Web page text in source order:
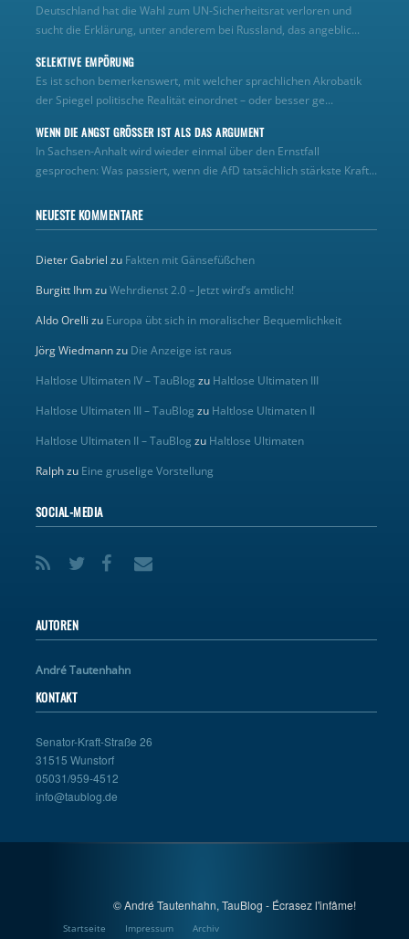
Deutschland hat die Wahl zum UN‑Sicherheitsrat verloren und
sucht die Erklärung, unter anderem bei Russland, das angeblic...
SELEKTIVE EMPÖRUNG
Es ist schon bemerkenswert, mit welcher sprachlichen Akrobatik
der Spiegel politische Realität einordnet – oder besser ge...
WENN DIE ANGST GRÖSSER IST ALS DAS ARGUMENT
In Sachsen-Anhalt wird wieder einmal über den Ernstfall
gesprochen: Was passiert, wenn die AfD tatsächlich stärkste Kraft...
NEUESTE KOMMENTARE
Dieter Gabriel zu Fakten mit Gänsefüßchen
Burgitt IhmzuWehrdienst 2.0 – Jetzt wird’s amtlich!
Aldo Orelli zu Europa übt sich in moralischer Bequemlichkeit
Jörg Wiedmannzu Die Anzeige ist raus
Haltlose Ultimaten IV – TauBlog zu Haltlose Ultimaten III
Haltlose Ultimaten III – TauBlog zu Haltlose Ultimaten II
Haltlose Ultimaten II – TauBlog zu Haltlose Ultimaten
Ralphzu Eine gruselige Vorstellung
SOCIAL-MEDIA
AUTOREN
André Tautenhahn
KONTAKT
Senator-Kraft-Straße 26
31515 Wunstorf
05031/959-4512
info@taublog.de
© André Tautenhahn, TauBlog - Écrasez l'infâme!
Startseite Impressum Archiv